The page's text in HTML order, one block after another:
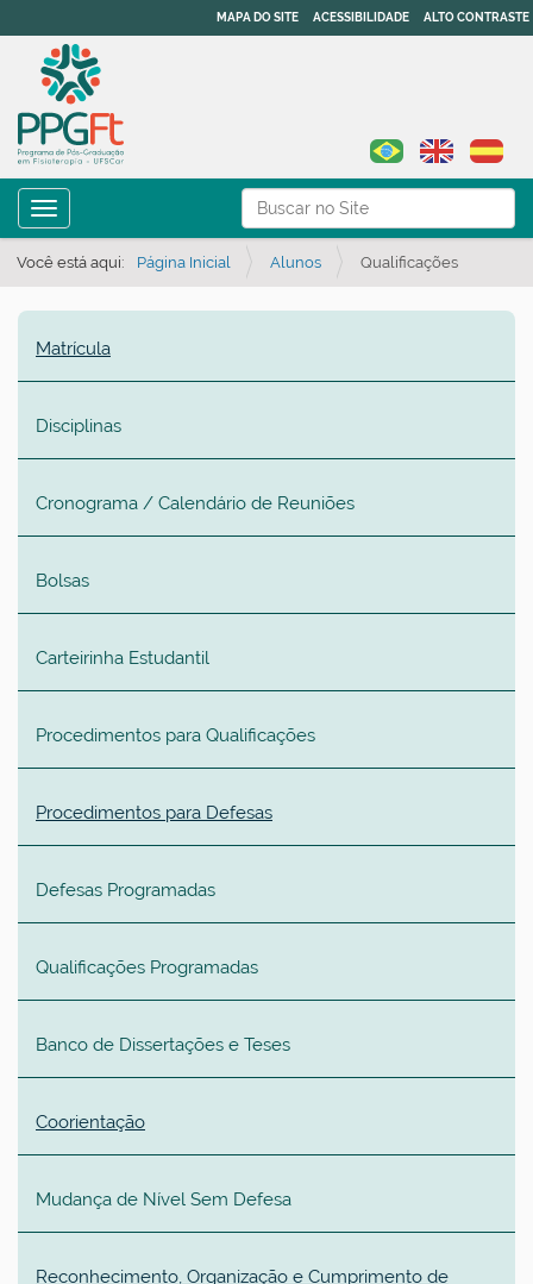
Busca
Busca Avançada…
MAPA DO SITE ACESSIBILIDADE ALTO CONTRASTE
Toggle navigation
Você está aqui: Página Inicial Alunos Qualificações
Matrícula
Disciplinas
Cronograma / Calendário de Reuniões
Bolsas
Carteirinha Estudantil
Procedimentos para Qualificações
Procedimentos para Defesas
Defesas Programadas
Qualificações Programadas
Banco de Dissertações e Teses
Coorientação
Mudança de Nível Sem Defesa
Reconhecimento, Organização e Cumprimento de